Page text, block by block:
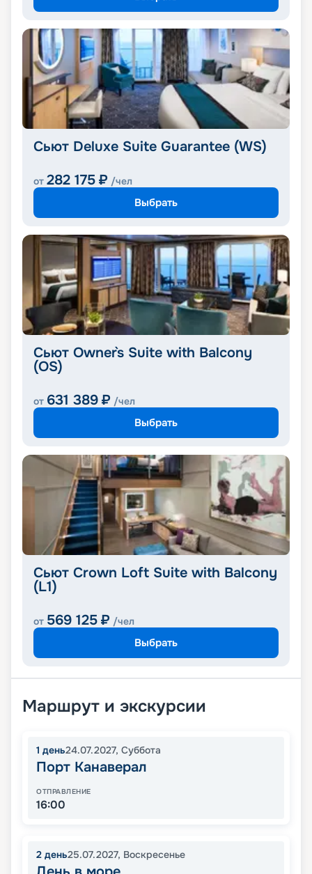
Сьют Deluxe Suite Guarantee (WS)
от 282 175 ₽ /чел
Выбрать
Сьют Owner`s Suite with Balcony
(OS)
от 631 389 ₽ /чел
Выбрать
Сьют Crown Loft Suite with Balcony
(L1)
от 569 125 ₽ /чел
Выбрать
Маршрут и экскурсии
1 день24.07.2027, Суббота
Порт Канаверал
ОТПРАВЛЕНИЕ
16:00
2 день25.07.2027, Воскресенье